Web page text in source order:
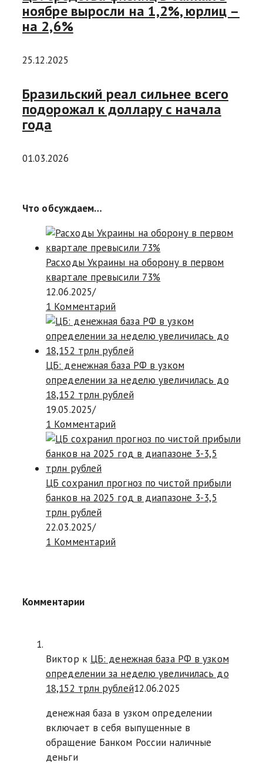
ноябре выросли на 1,2%, юрлиц –
на 2,6%
25.12.2025
Бразильский реал сильнее всего
подорожал к доллару с начала
года
01.03.2026
Что обсуждаем…
Расходы Украины на оборону в первом
квартале превысили 73%
12.06.2025/
1 Комментарий
ЦБ: денежная база РФ в узком
определении за неделю увеличилась до
18,152 трлн рублей
19.05.2025/
1 Комментарий
ЦБ сохранил прогноз по чистой прибыли
банков на 2025 год в диапазоне 3-3,5
трлн рублей
22.03.2025/
1 Комментарий
Комментарии
Виктор к ЦБ: денежная база РФ в узком
определении за неделю увеличилась до
18,152 трлн рублей12.06.2025
денежная база в узком определении
включает в себя выпущенные в
обращение Банком России наличные
деньги